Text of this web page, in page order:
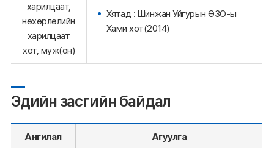
харилцаат,
нөхөрлөлийн
харилцаат
хот, муж(он)
Хятад : Шинжан Уйгурын ӨЗО-ы
Хами хот(2014)
Эдийн засгийн байдал
Ангилал Агуулга